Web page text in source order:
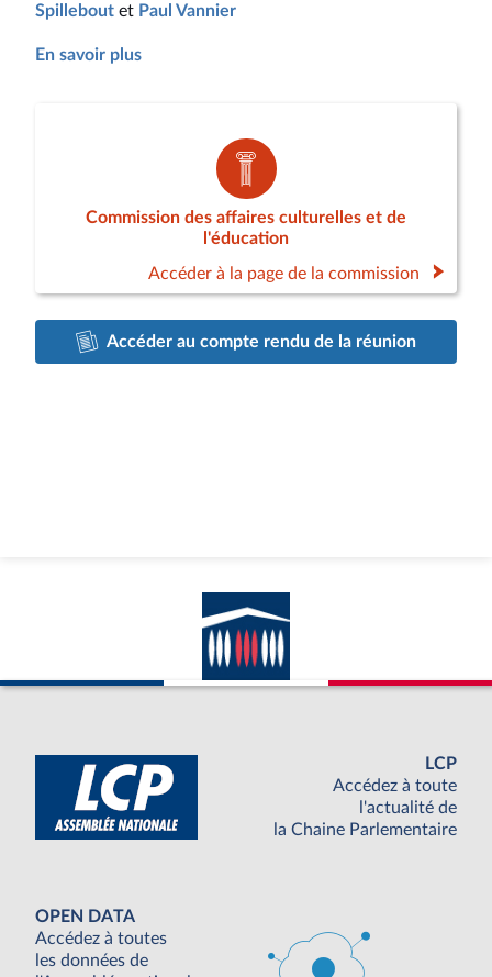
Spillebout et Paul Vannier
En savoir plus
Commission des affaires culturelles et de
l'éducation
Accéder à la page de la commission
Accéder au compte rendu de la réunion
LCP
Accédez à toute
l'actualité de
la Chaine Parlementaire
OPEN DATA
Accédez à toutes
les données de